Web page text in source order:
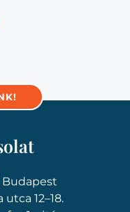
Budapest
utca 12–18.